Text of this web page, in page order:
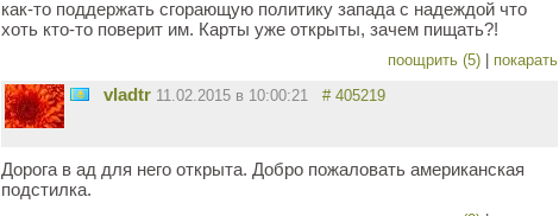
как-то поддержать сгорающую политику запада с надеждой что
хоть кто-то поверит им. Карты уже открыты, зачем пищать?!
поощрить (5) покарать
vladtr 11.02.2015 в 10:00:21 # 405219
Дорога в ад для него открыта. Добро пожаловать американская
подстилка.